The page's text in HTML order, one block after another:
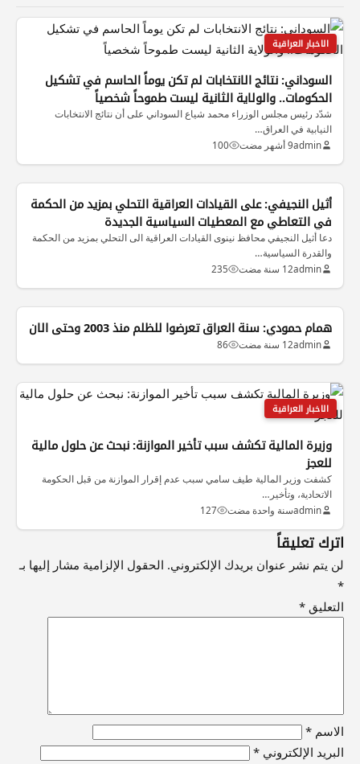
الاخبار العراقية
السوداني: نتائج الانتخابات لم تكن يوماً الحاسم في تشكيل
الحكومات.. والولاية الثانية ليست طموحاً شخصياً
شدّد رئيس مجلس الوزراء محمد شياع السوداني على أن نتائج الانتخابات
النيابية في العراق…
admin9 أشهر مضت 100
أثيل النجيفي: على القيادات العراقية التحلي بمزيد من الحكمة
في التعاطي مع المعطيات السياسية الجديدة
دعا أثيل النجيفي محافظ نينوى القيادات العراقية الى التحلي بمزيد من الحكمة
والقدرة السياسية…
admin12 سنة مضت 235
همام حمودي: سنة العراق تعرضوا للظلم منذ 2003 وحتى الان
admin12 سنة مضت 86
الاخبار العراقية
وزيرة المالية تكشف سبب تأخير الموازنة: نبحث عن حلول مالية
للعجز
كشفت وزير المالية طيف سامي سبب عدم إقرار الموازنة من قبل الحكومة
الاتحادية، وتأخير…
adminسنة واحدة مضت 127
اترك تعليقاً
لن يتم نشر عنوان بريدك الإلكتروني. الحقول الإلزامية مشار إليها بـ
*
التعليق *
الاسم *
البريد الإلكتروني *